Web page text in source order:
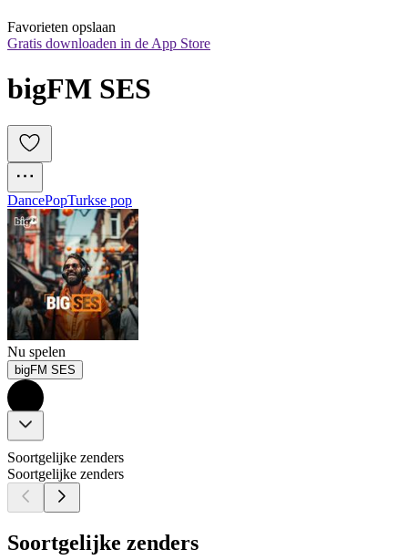
Favorieten opslaan
Gratis downloaden in de App Store
bigFM SES
DancePopTurkse pop
Nu spelen
bigFM SES
Soortgelijke zenders
Soortgelijke zenders
Soortgelijke zenders